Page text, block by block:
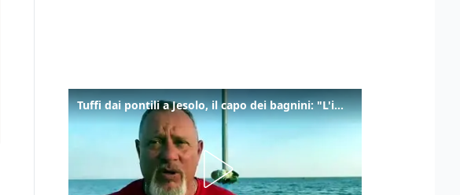
Tuffi dai pontili a Jesolo, il capo dei bagnini: "L'impegno di tutti per evitare altre tragedie"